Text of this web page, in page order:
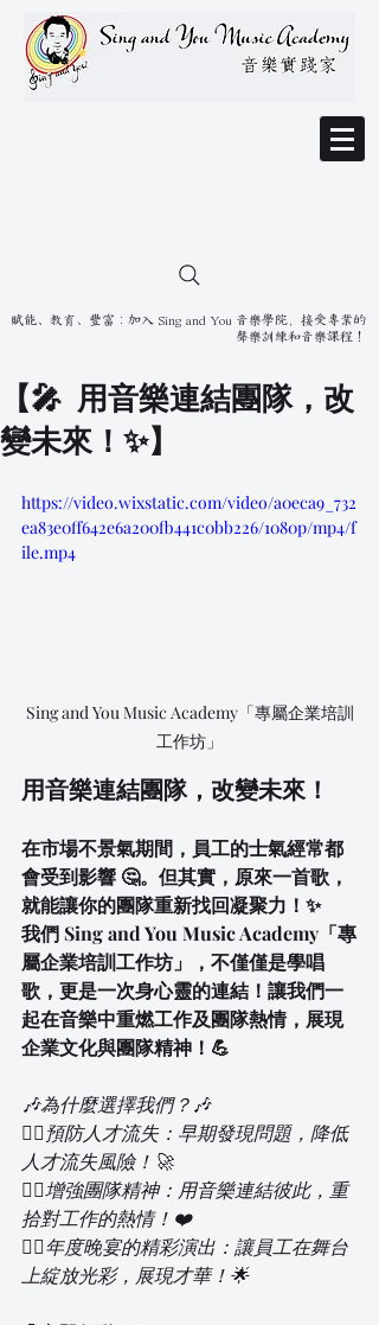
賦能、教育、豐富：加入 Sing and You 音樂學院，接受專業的
聲樂訓練和音樂課程！
【🎤 用音樂連結團隊，改
變未來！✨】
https://video.wixstatic.com/video/a0eca9_732
ea83e0ff642e6a200fb441c0bb226/1080p/mp4/f
ile.mp4
Sing and You Music Academy「專屬企業培訓
工作坊」
用音樂連結團隊，改變未來！
在市場不景氣期間，員工的士氣經常都
會受到影響 🤔。但其實，原來一首歌，
就能讓你的團隊重新找回凝聚力！✨
我們 Sing and You Music Academy「專
屬企業培訓工作坊」，不僅僅是學唱
歌，更是一次身心靈的連結！讓我們一
起在音樂中重燃工作及團隊熱情，展現
企業文化與團隊精神！💪
🎶為什麼選擇我們？🎶
👉🏻預防人才流失：早期發現問題，降低
人才流失風險！🚀
👉🏻增強團隊精神：用音樂連結彼此，重
拾對工作的熱情！❤️
👉🏻年度晚宴的精彩演出：讓員工在舞台
上綻放光彩，展現才華！🌟